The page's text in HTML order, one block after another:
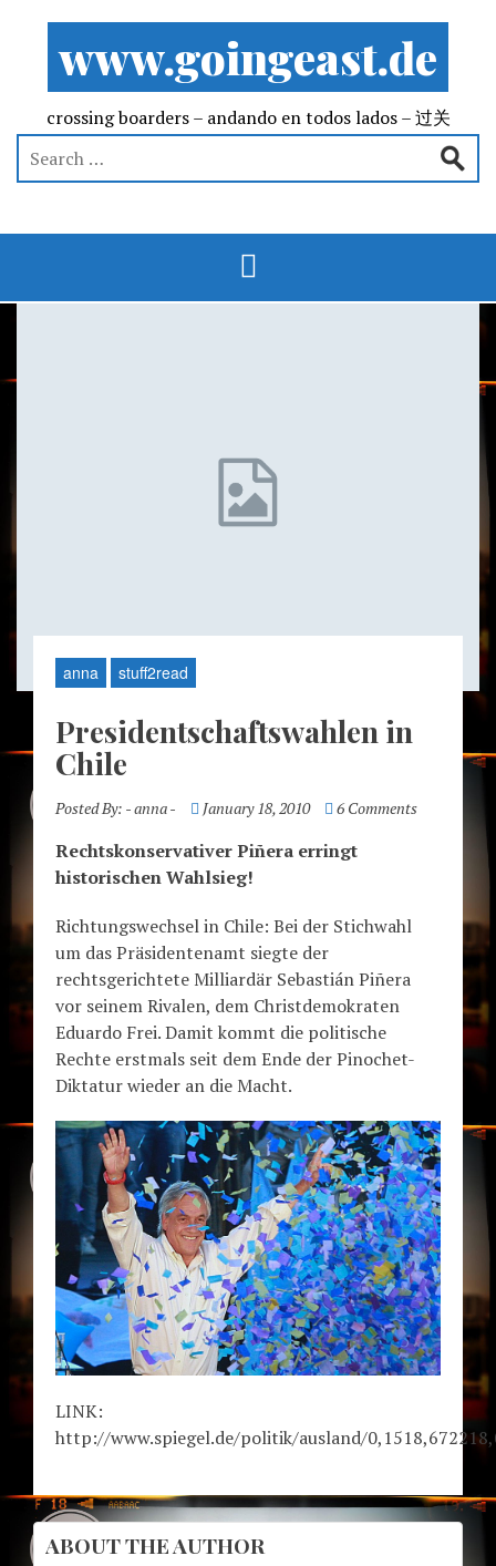
www.goingeast.de
crossing boarders – andando en todos lados – 过关
anna stuff2read
Presidentschaftswahlen in
Chile
Posted By: - anna - January 18, 2010 6 Comments
Rechtskonservativer Piñera erringt
historischen Wahlsieg!
Richtungswechsel in Chile: Bei der Stichwahl
um das Präsidentenamt siegte der
rechtsgerichtete Milliardär Sebastián Piñera
vor seinem Rivalen, dem Christdemokraten
Eduardo Frei. Damit kommt die politische
Rechte erstmals seit dem Ende der Pinochet-
Diktatur wieder an die Macht.
LINK:
http://www.spiegel.de/politik/ausland/
ABOUT THE AUTHOR